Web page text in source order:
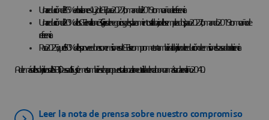
Una reducción del 35 % en los alcances 1 y 2 de GEI para 2027, tomando el 2019 como año de referencia
Una reducción del 20 % de los GEI en el alcance 3 (viajes de negocios y desplazamientos al trabajo de los empleados) para 2027, tomando 2019 como año de
referencia
Para 2025, que el 50 % de los proveedores con emisiones de GEI se comprometan también al objetivo de reducción de emisiones basado en la ciencia
Además de los objetivos de la SBTi, Dassault Systèmes también se ha propuesto alcanzar la neutralidad en carbono a más tardar en el año 2040.
Leer la nota de prensa sobre nuestro compromiso